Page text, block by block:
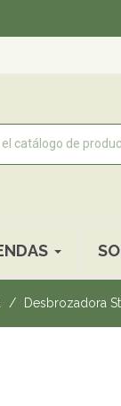
Desbrozadora